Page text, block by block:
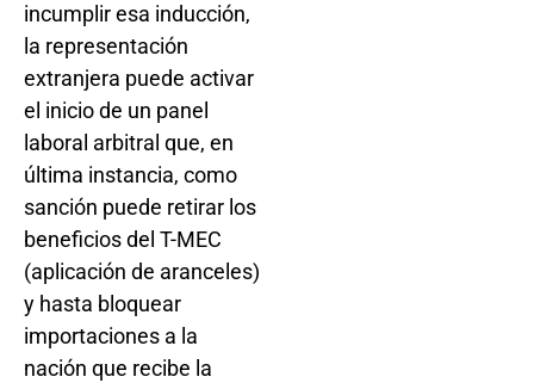
incumplir esa inducción,
la representación
extranjera puede activar
el inicio de un panel
laboral arbitral que, en
última instancia, como
sanción puede retirar los
beneficios del T-MEC
(aplicación de aranceles)
y hasta bloquear
importaciones a la
nación que recibe la